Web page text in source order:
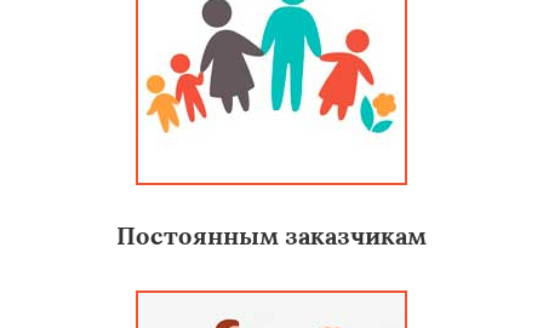
Постоянным заказчикам